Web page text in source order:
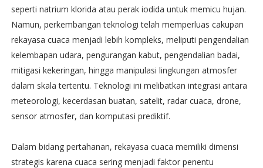
seperti natrium klorida atau perak iodida untuk memicu hujan.
Namun, perkembangan teknologi telah memperluas cakupan
rekayasa cuaca menjadi lebih kompleks, meliputi pengendalian
kelembapan udara, pengurangan kabut, pengendalian badai,
mitigasi kekeringan, hingga manipulasi lingkungan atmosfer
dalam skala tertentu. Teknologi ini melibatkan integrasi antara
meteorologi, kecerdasan buatan, satelit, radar cuaca, drone,
sensor atmosfer, dan komputasi prediktif.
Dalam bidang pertahanan, rekayasa cuaca memiliki dimensi
strategis karena cuaca sering menjadi faktor penentu